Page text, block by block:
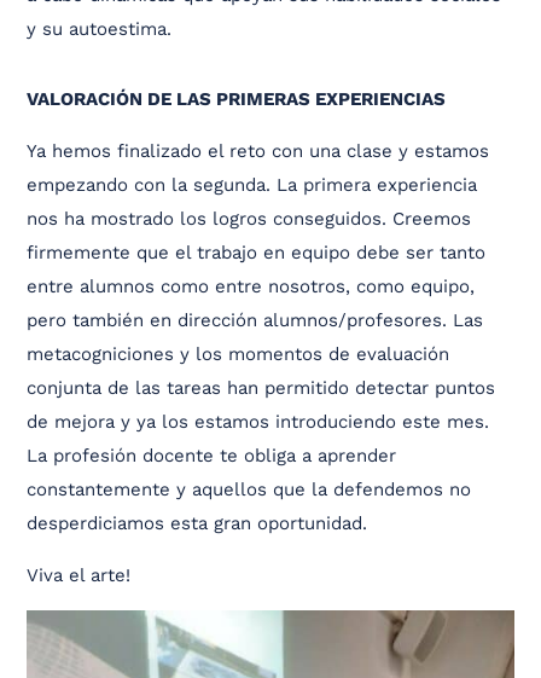
y su autoestima.
VALORACIÓN DE LAS PRIMERAS EXPERIENCIAS
Ya hemos finalizado el reto con una clase y estamos
empezando con la segunda. La primera experiencia
nos ha mostrado los logros conseguidos. Creemos
firmemente que el trabajo en equipo debe ser tanto
entre alumnos como entre nosotros, como equipo,
pero también en dirección alumnos/profesores. Las
metacogniciones y los momentos de evaluación
conjunta de las tareas han permitido detectar puntos
de mejora y ya los estamos introduciendo este mes.
La profesión docente te obliga a aprender
constantemente y aquellos que la defendemos no
desperdiciamos esta gran oportunidad.
Viva el arte!